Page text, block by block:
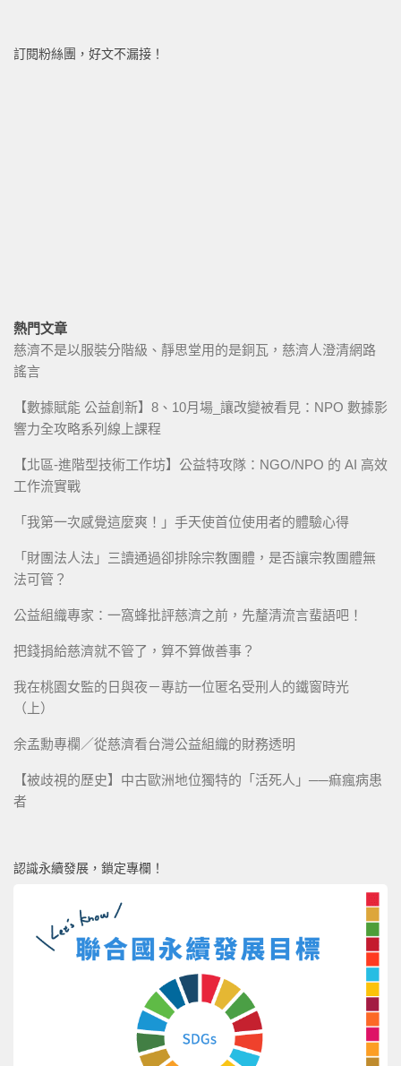
訂閱粉絲團，好文不漏接！
熱門文章
慈濟不是以服裝分階級、靜思堂用的是銅瓦，慈濟人澄清網路
謠言
【數據賦能 公益創新】8、10月場_讓改變被看見：NPO 數據影
響力全攻略系列線上課程
【北區-進階型技術工作坊】公益特攻隊：NGO/NPO 的 AI 高效
工作流實戰
「我第一次感覺這麼爽！」手天使首位使用者的體驗心得
「財團法人法」三讀通過卻排除宗教團體，是否讓宗教團體無
法可管？
公益組織專家：一窩蜂批評慈濟之前，先釐清流言蜚語吧！
把錢捐給慈濟就不管了，算不算做善事？
我在桃園女監的日與夜－專訪一位匿名受刑人的鐵窗時光
（上）
余孟勳專欄／從慈濟看台灣公益組織的財務透明
【被歧視的歷史】中古歐洲地位獨特的「活死人」──痲瘋病患
者
認識永續發展，鎖定專欄！